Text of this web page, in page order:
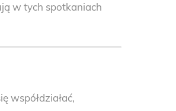
w tych spotkaniach
współdziałać,